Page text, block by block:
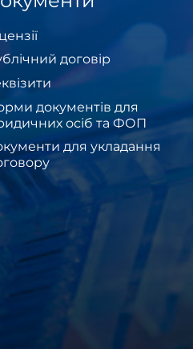
договір
документів для
осіб та ФОП
для укладання